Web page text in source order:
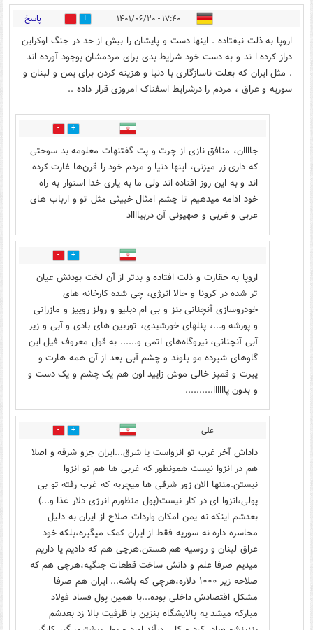
۱۷:۴۰ - ۱۴۰۱/۰۶/۲۰ 1 پاسخ
اروپا به ذلت نیفتاده . اینها دست و پایشان را بیش از حد در جنگ اوکراین
دراز کرده ا ند و به دست خود شرایط بدی برای مردمشان بوجود آورده اند
. مثل ایران که بعلت ناسازگاری با دنیا و هزینه کردن برای یمن و لبنان و
سوریه و عراق ، مردم را درشرایط اسفناک امروزی قرار داده ..
7
جاااان، منافق نازی از چرت و پت گفتنهات معلومه بد سوختی
که داری زر میزنی، اینها دنیا و مردم خود را قرن‌ها غارت کرده
اند و به این روز افتاده اند ولی ما به یاری خدا استوار به راه
خود ادامه میدهیم تا چشم امثال خبیثی مثل تو و ارباب های
عربی و غربی و صهیونی آن دربیااااد
3
اروپا به حقارت و ذلت افتاده و بدتر از آن لخت بودنش عیان
تر شده در کرونا و حالا انرژی، چی شده کارخانه های
خودروسازی آنچنانی بنز و بی ام دبلیو و رولز روییز و مازراتی
و پورشه و...، پنلهای خورشیدی، توربین های بادی و آبی و زیر
آبی آنچنانی، نیروگاه‌های اتمی و...... به قول معروف فیل این
گاوهای شیرده مو بلوند و چشم آبی بعد از آن همه هارت و
پیرت و قمپز خالی موش زایید اون هم یک چشم و یک دست و
و بدون پاااااا..........
علی 2
داداش آخر غرب تو انزواست یا شرق...ایران جزو شرقه و اصلا
هم در انزوا نیست همونطور که غربی ها هم تو انزوا
نیستن.منتها الان زور شرقی ها میچربه که غرب رفته تو بی
پولی،انزوا ای در کار نیست(پول منظورم انرژی دلار غذا و...)
بعدشم اینکه نه یمن امکان واردات صلاح از ایران به دلیل
محاسره داره نه سوریه فقط از ایران کمک میگیره،بلکه خود
عراق لبنان و روسیه هم هستن.هرچی هم که دادیم یا داریم
میدیم صرفا علم و دانش ساخت قطعات جنگیه،هرچی هم که
صلاحه زیر ۱۰۰۰ دلاره،هرچی که باشه... ایران هم صرفا
مشکل اقتصادش داخلی بوده...با همین پول فساد فولاد
مبارکه میشد یه پالایشگاه بنزین با ظرفیت بالا زد بعدشم